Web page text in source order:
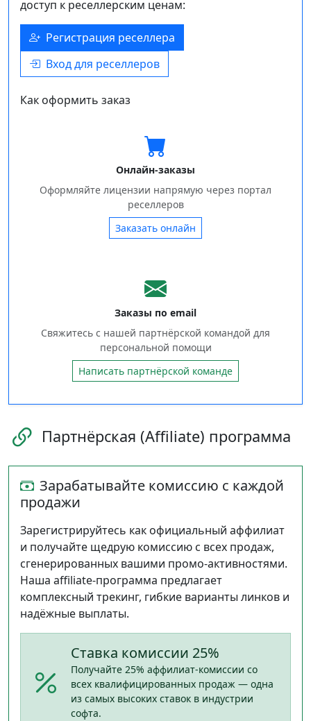
доступ к реселлерским ценам:
Регистрация реселлера
Вход для реселлеров
Как оформить заказ
Онлайн‑заказы
Оформляйте лицензии напрямую через портал
реселлеров
Заказать онлайн
Заказы по email
Свяжитесь с нашей партнёрской командой для
персональной помощи
Написать партнёрской команде
Партнёрская (Affiliate) программа
Зарабатывайте комиссию с каждой
продажи
Зарегистрируйтесь как официальный аффилиат
и получайте щедрую комиссию с всех продаж,
сгенерированных вашими промо‑активностями.
Наша affiliate‑программа предлагает
комплексный трекинг, гибкие варианты линков и
надёжные выплаты.
Ставка комиссии 25%
Получайте 25% аффилиат‑комиссии со
всех квалифицированных продаж — одна
из самых высоких ставок в индустрии
софта.